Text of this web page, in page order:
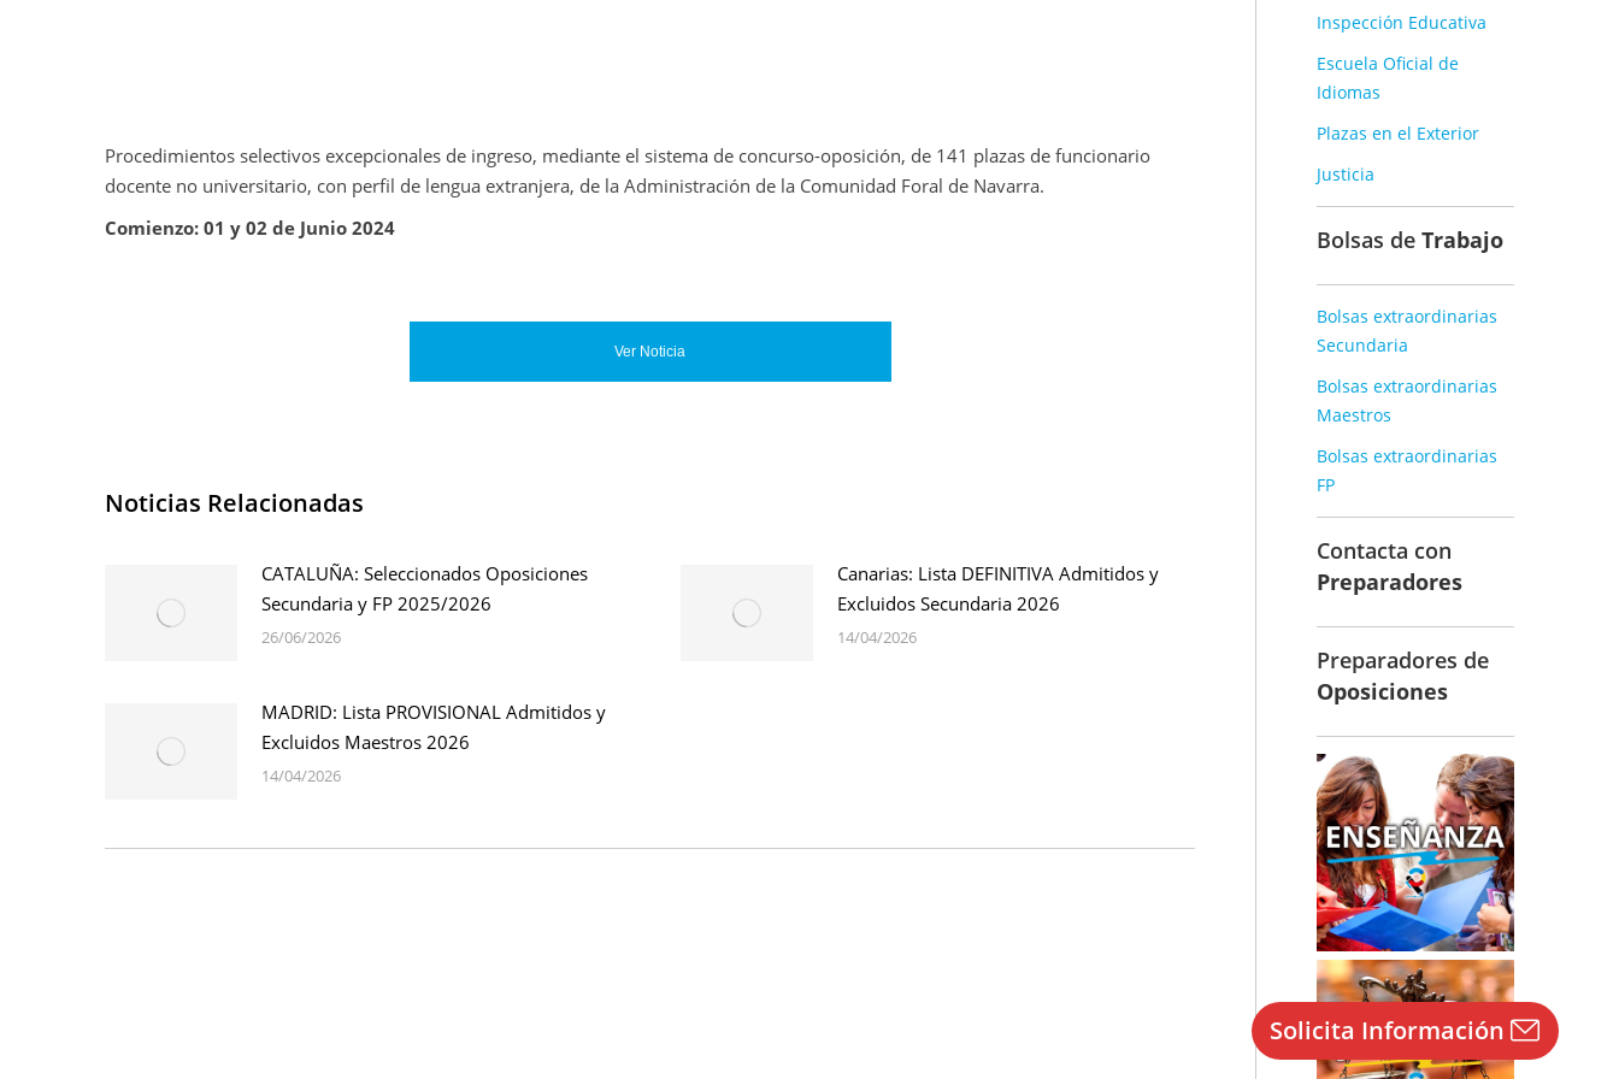
Solicita Información
Procedimientos selectivos excepcionales de ingreso, mediante el sistema de concurso-oposición, de 141 plazas de funcionario
docente no universitario, con perfil de lengua extranjera, de la Administración de la Comunidad Foral de Navarra.
Comienzo: 01 y 02 de Junio 2024
Ver Noticia
Noticias Relacionadas
CATALUÑA: Seleccionados Oposiciones
Secundaria y FP 2025/2026
26/06/2026
Canarias: Lista DEFINITIVA Admitidos y
Excluidos Secundaria 2026
14/04/2026
MADRID: Lista PROVISIONAL Admitidos y
Excluidos Maestros 2026
14/04/2026
Inspección Educativa
Escuela Oficial de
Idiomas
Plazas en el Exterior
Justicia
Bolsas de Trabajo
Bolsas extraordinarias
Secundaria
Bolsas extraordinarias
Maestros
Bolsas extraordinarias
FP
Contacta con
Preparadores
Preparadores de
Oposiciones